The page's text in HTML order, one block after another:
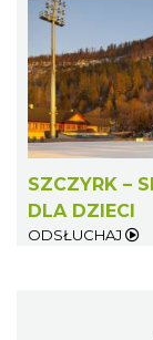
SZCZYRK –
DLA DZIECI
ODSŁUCHAJ